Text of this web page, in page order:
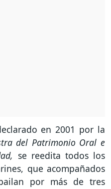
en 2001 por la
del Patrimonio Oral e
se reedita todos los
que acompañados
por más de tres